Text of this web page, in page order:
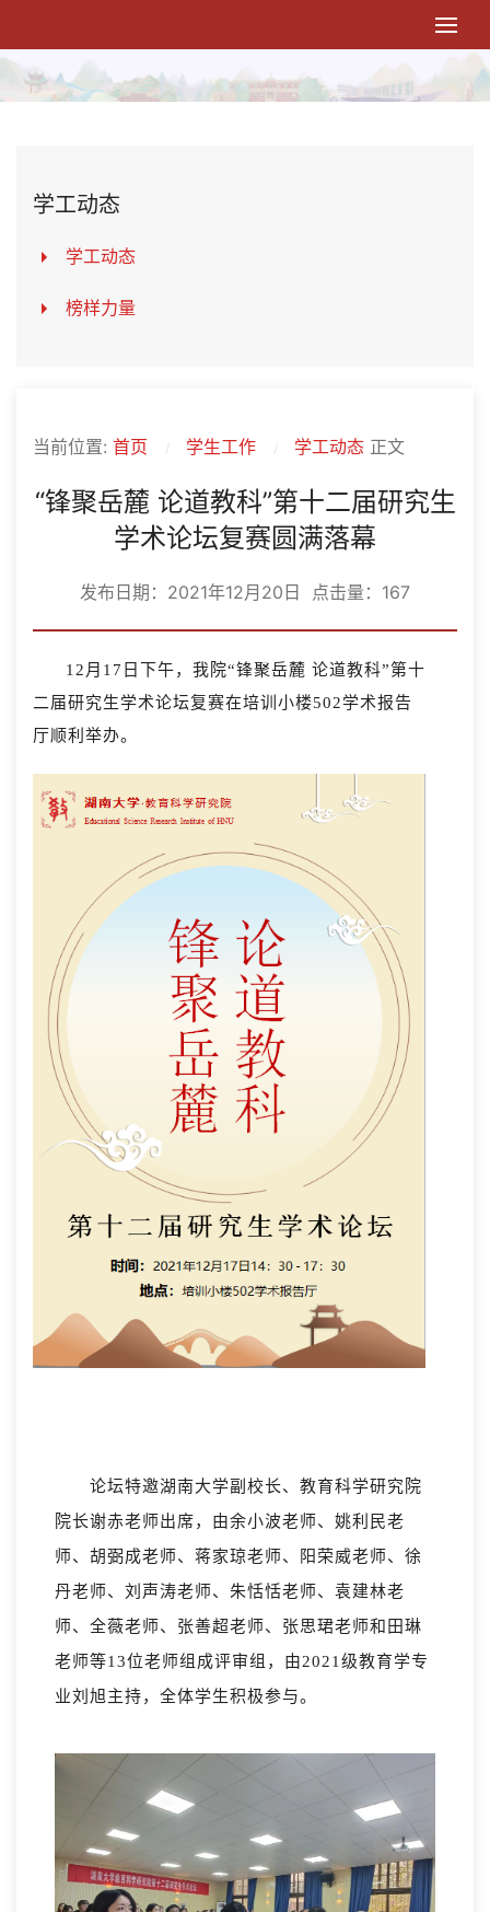
学工动态
学工动态
榜样力量
当前位置: 首页 学生工作 学工动态 正文
“锋聚岳麓 论道教科”第十二届研究生
学术论坛复赛圆满落幕
发布日期：2021年12月20日 点击量： 167
12月17日下午，我院“锋聚岳麓 论道教科”第十
二届研究生学术论坛复赛在培训小楼502学术报告
厅顺利举办。
论坛特邀湖南大学副校长、教育科学研究院
院长谢赤老师出席，由余小波老师、姚利民老
师、胡弼成老师、蒋家琼老师、阳荣威老师、徐
丹老师、刘声涛老师、朱恬恬老师、袁建林老
师、全薇老师、张善超老师、张思珺老师和田琳
老师等13位老师组成评审组，由2021级教育学专
业刘旭主持，全体学生积极参与。